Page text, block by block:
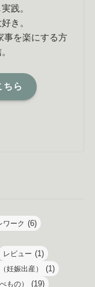
践。
き。
事を楽にする方
ちら
ワーク (6)
レビュー (1)
妊娠出産） (1)
もの） (19)